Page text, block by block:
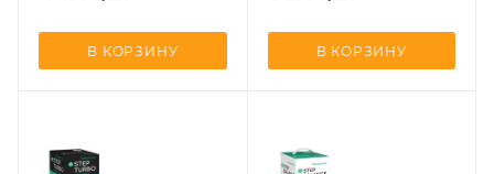
В КОРЗИНУ В КОРЗИНУ